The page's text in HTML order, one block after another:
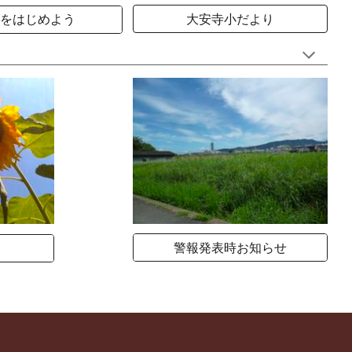
はじめよう 大安寺小だより
警報発表時お知らせ